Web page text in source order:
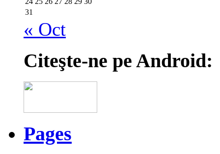
31
« Oct
Citeşte-ne pe Android:
Pages